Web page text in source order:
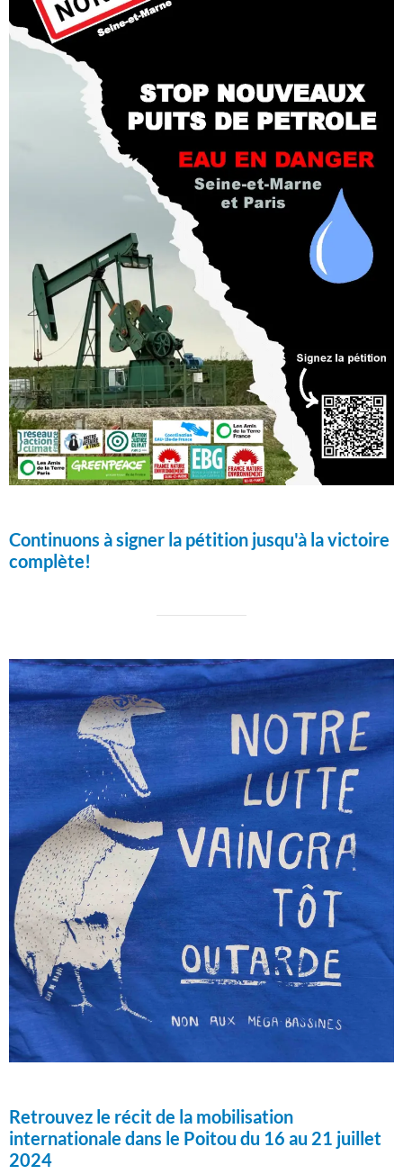
Continuons à signer la pétition jusqu'à la victoire
complète!
Retrouvez le récit de la mobilisation
internationale dans le Poitou du 16 au 21 juillet
2024